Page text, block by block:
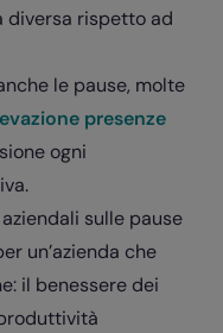
diversa rispetto ad
le pause, molte
presenze
ogni
sulle pause
un’azienda che
il benessere dei